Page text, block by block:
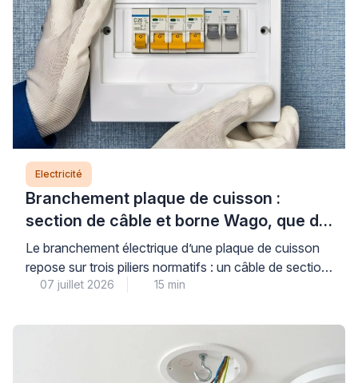
Electricité
Branchement plaque de cuisson :
section de câble et borne Wago, que dit
la norme ?
Le branchement électrique d’une plaque de cuisson
repose sur trois piliers normatifs : un câble de section
adaptée (6 mm² pour les plaques jusqu’à 7 400 W,
conforme à la norme NF C 15-100, et des
connexions dimensionnées pour supporter l’intensité
requise. Comprendre ces règles […]
07 juillet 2026 15 min